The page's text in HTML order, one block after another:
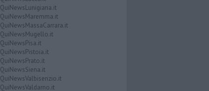
QuiNewsLunigiana.it
QuiNewsMaremma.it
QuiNewsMassaCarrara.it
QuiNewsMugello.it
QuiNewsPisa.it
QuiNewsPistoia.it
QuiNewsPrato.it
QuiNewsSiena.it
QuiNewsValbisenzio.it
QuiNewsValdarno.it